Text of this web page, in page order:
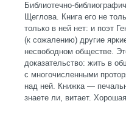
Библиотечно-
Щеглова. Книга его не
только в ней нет: и поэт
(к сожалению) другие
несвободном обществе.
доказательство: жить в
с многочисленными
над ней. Книжка —
знаете ли, витает.